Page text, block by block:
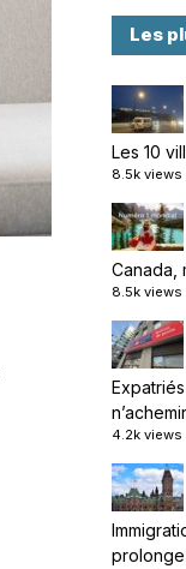
Les
Les 10
8.5k views
Canada,
8.5k views
4.2k views